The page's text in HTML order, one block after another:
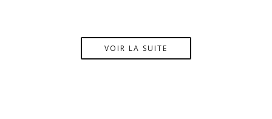
VOIR LA SUITE